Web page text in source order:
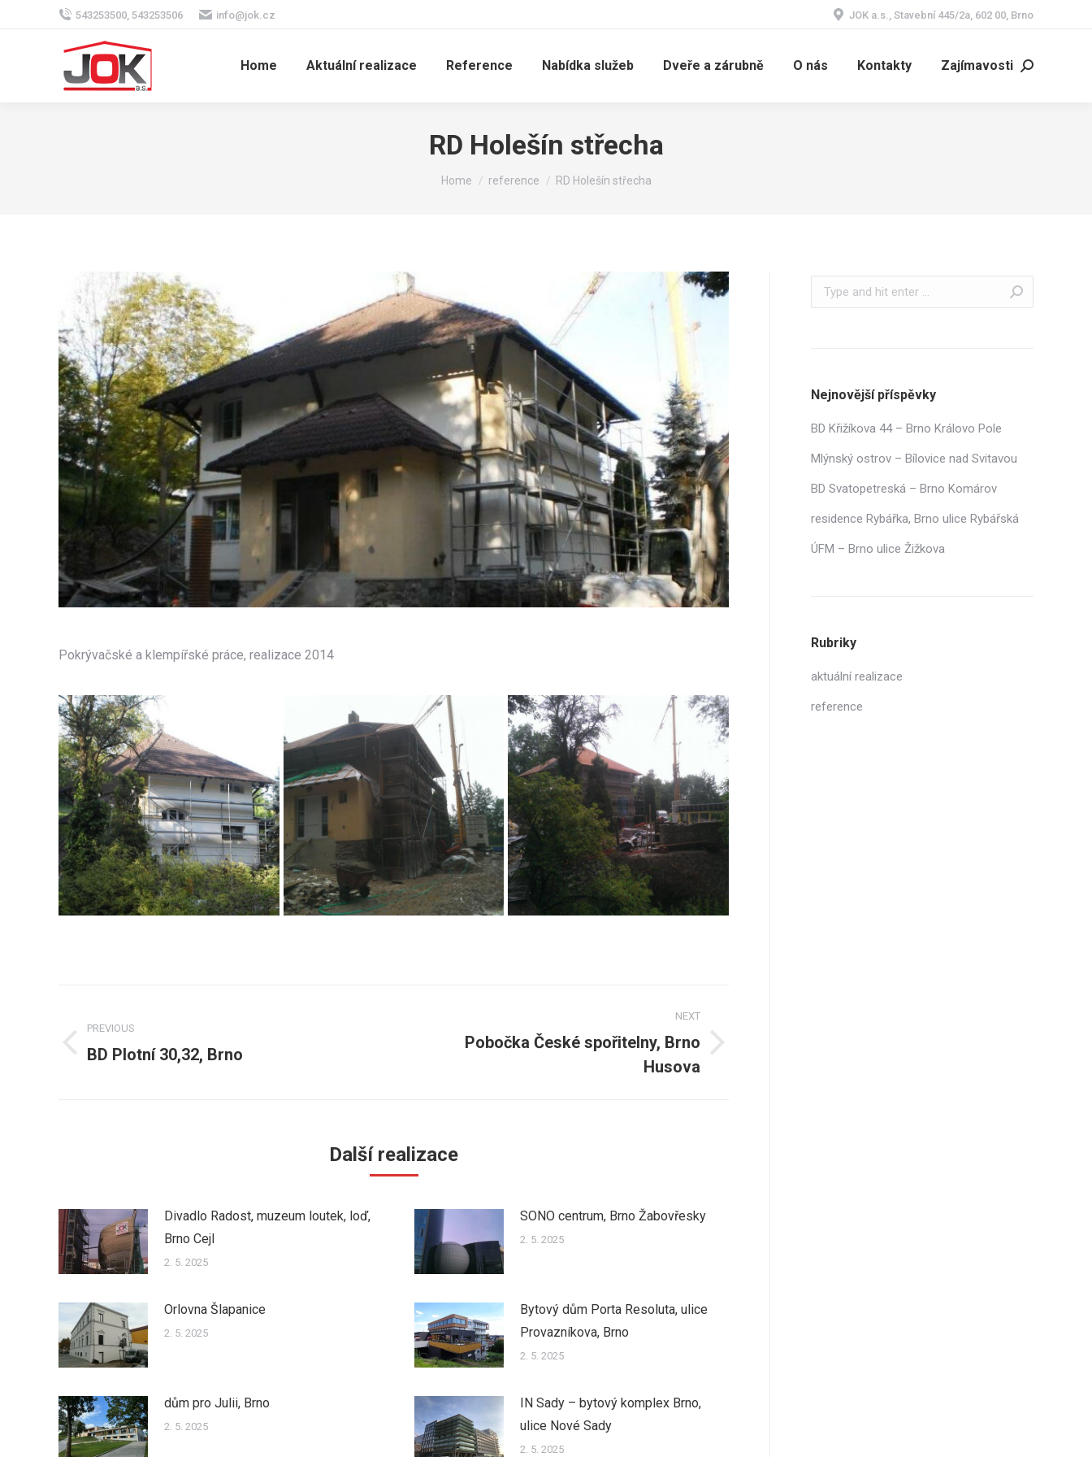
543253500, 543253506 info@jok.cz JOK a.s., Stavební 445/2a, 602 00, Brno
Home Aktuální realizace Reference Nabídka služeb Dveře a zárubně O nás Kontakty Zajímavosti Search:
RD Holešín střecha
You are here:
Home reference RD Holešín střecha
Pokrývačské a klempířské práce, realizace 2014
navigation
PREVIOUS
Previous
BD Plotní 30,32, Brno
NEXT
Pobočka České spořitelny, Brno
Husova
Další realizace
Divadlo Radost, muzeum loutek, loď,
Brno Cejl
2. 5. 2025
SONO centrum, Brno Žabovřesky
2. 5. 2025
Orlovna Šlapanice
2. 5. 2025
Bytový dům Porta Resoluta, ulice
Provazníkova, Brno
2. 5. 2025
dům pro Julii, Brno
2. 5. 2025
IN Sady – bytový komplex Brno,
ulice Nové Sady
2. 5. 2025
Search:
Nejnovější příspěvky
BD Křižíkova 44 – Brno Královo Pole
Mlýnský ostrov – Bílovice nad Svitavou
BD Svatopetreská – Brno Komárov
residence Rybářka, Brno ulice Rybářská
ÚFM – Brno ulice Žižkova
Rubriky
aktuální realizace
reference